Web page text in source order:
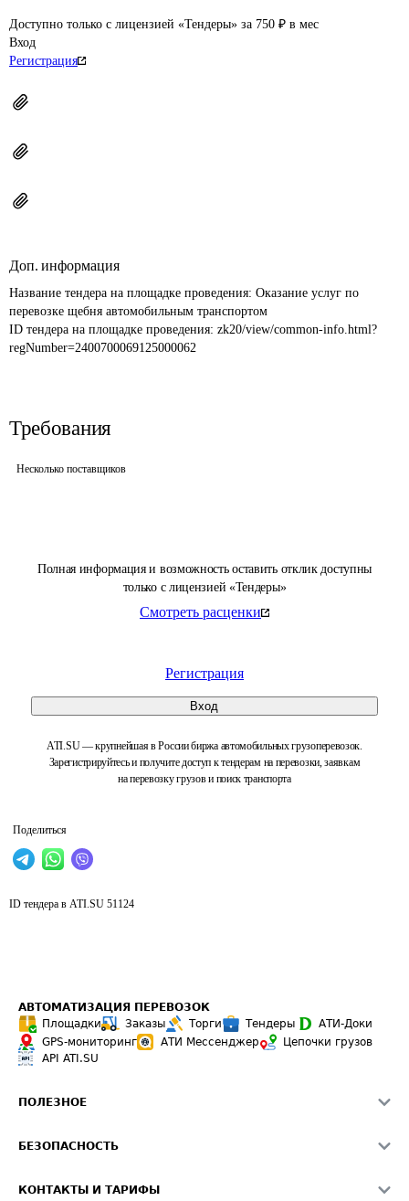
Полная информация и возможность оставить отклик доступны
только с лицензией «Тендеры»
Смотреть расценки
Регистрация
Вход
ATI.SU — крупнейшая в России биржа автомобильных грузоперевозок.
Зарегистрируйтесь и получите доступ к тендерам на перевозки, заявкам
на перевозку грузов и поиск транспорта
Поделиться
Доступно только с лицензией «Тендеры» за 750 ₽ в мес
Вход
Регистрация
Доп. информация
Название тендера на площадке проведения: Оказание услуг по
ID тендера на площадке проведения: zk20/view/common-info.html?
regNumber=2400700069125000062
Требования
Несколько поставщиков
ID тендера в ATI.SU 51124
АВТОМАТИЗАЦИЯ ПЕРЕВОЗОК
Площадки
Заказы Торги Тендеры
АТИ-Доки
GPS-мониторинг
АТИ Мессенджер
Цепочки грузов
API ATI.SU
ПОЛЕЗНОЕ
Звезды ATI.SU на вашем сайте
БЕЗОПАСНОСТЬ
КОНТАКТЫ И ТАРИФЫ